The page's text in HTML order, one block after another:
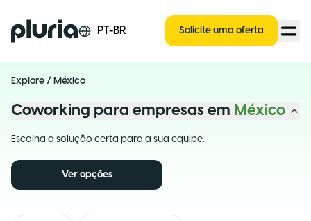
Logo Pluria PT-BR Solicite uma oferta
Explore / México
Coworking para empresas em México
Escolha a solução certa para a sua equipe.
Ver opções